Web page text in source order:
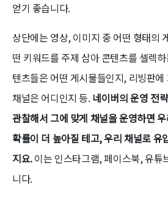
얻기 좋습니다.
상단에는 영상, 이미지 중 어떤 형태의
떤 키워드를 주제 삼아 콘텐츠를 셀렉
텐츠들은 어떤 게시물들인지, 리빙판
채널은 어디인지 등. 네이버의 운영 전
관찰해서 그에 맞게 채널을 운영하면
확률이 더 높아질 테고, 우리 채널로 유
지요.이는 인스타그램, 페이스북, 유튜
니다.